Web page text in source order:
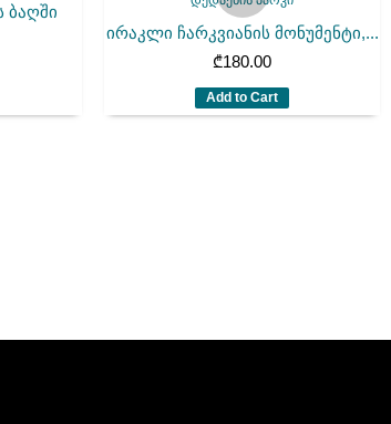
ბაღში
ირაკლი ჩარკვიანის მონუმენტი,...
₾180.00
Add to Cart